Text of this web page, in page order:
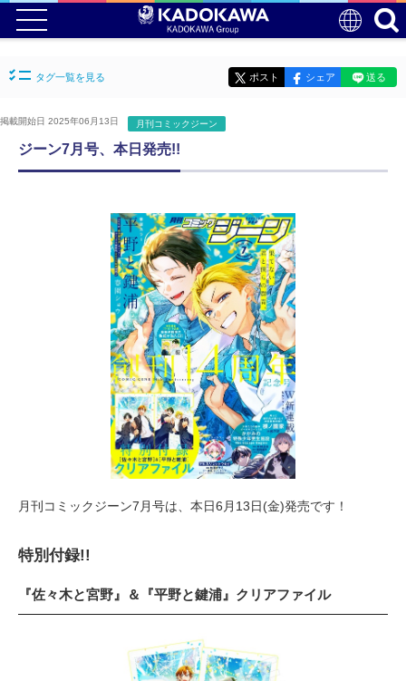
タグ一覧を見る ポスト シェア 送る
掲載開始日 2025年06月13日 月刊コミックジーン
ジーン7月号、本日発売!!
月刊コミックジーン7月号は、本日6月13日(金)発売です！
特別付録!!
『佐々木と宮野』＆『平野と鍵浦』クリアファイル